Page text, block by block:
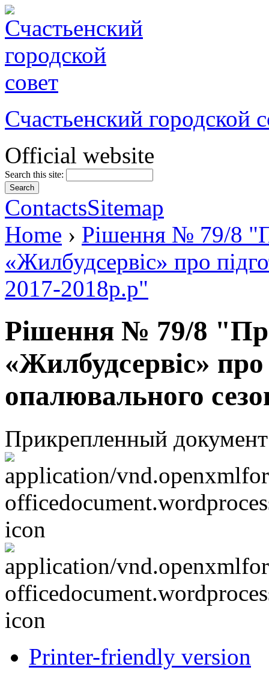
Счастьенский городской
Official website
Search this site:
ContactsSitemap
Home › Рішення № 79/8
«Жилбудсервіс» про
2017-2018р.р"
Рішення № 79/8
«Жилбудсервіс» про
опалювального
Прикрепленный
Printer-friendly version